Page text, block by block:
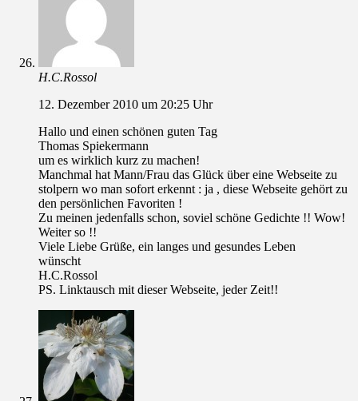
H.C.Rossol
12. Dezember 2010 um 20:25 Uhr
Hallo und einen schönen guten Tag
Thomas Spiekermann
um es wirklich kurz zu machen!
Manchmal hat Mann/Frau das Glück über eine Webseite zu
stolpern wo man sofort erkennt : ja , diese Webseite gehört zu
den persönlichen Favoriten !
Zu meinen jedenfalls schon, soviel schöne Gedichte !! Wow!
Weiter so !!
Viele Liebe Grüße, ein langes und gesundes Leben
wünscht
H.C.Rossol
PS. Linktausch mit dieser Webseite, jeder Zeit!!